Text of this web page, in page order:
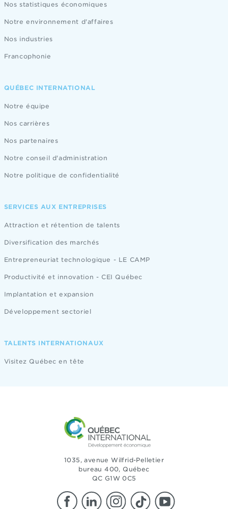
Nos statistiques économiques
Notre environnement d'affaires
Nos industries
Francophonie
QUÉBEC INTERNATIONAL
Notre équipe
Nos carrières
Nos partenaires
Notre conseil d'administration
Notre politique de confidentialité
SERVICES AUX ENTREPRISES
Attraction et rétention de talents
Diversification des marchés
Entrepreneuriat technologique - LE CAMP
Productivité et innovation - CEI Québec
Implantation et expansion
Développement sectoriel
TALENTS INTERNATIONAUX
Visitez Québec en tête
1035, avenue Wilfrid-Pelletier
bureau 400, Québec
QC G1W 0C5